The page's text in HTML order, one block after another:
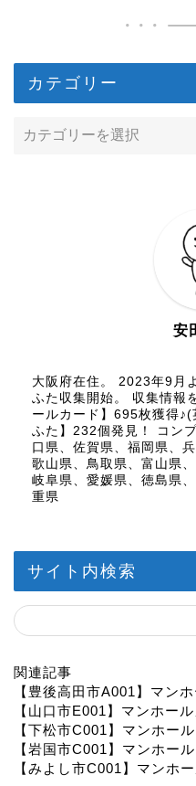
カテゴリー
安
大阪府在住。 2023年9月
ふた収集開始。 収集情報
ールカード】695枚獲得
ふた】232個発見！ コン
口県、佐賀県、福岡県、
歌山県、鳥取県、富山県
岐阜県、愛媛県、徳島県
重県
サイト内検索
関連記事
【豊後高田市A001】マン
【山口市E001】マンホー
【下松市C001】マンホー
【岩国市C001】マンホー
【みよし市C001】マンホ